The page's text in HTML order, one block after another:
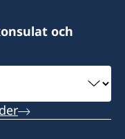
och